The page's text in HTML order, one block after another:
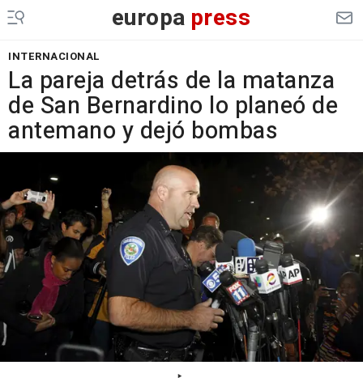
europa press
INTERNACIONAL
La pareja detrás de la matanza
de San Bernardino lo planeó de
antemano y dejó bombas